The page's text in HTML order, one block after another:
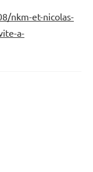
nkm-et-nicolas-
a-